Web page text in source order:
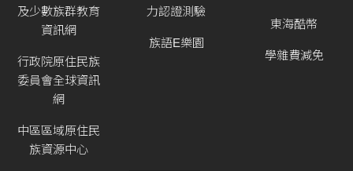
及少數族群教育
資訊網
行政院原住民族
委員會全球資訊
網
中區區域原住民
族資源中心
力認證測驗
族語E樂園
東海酷幣
學雜費減免